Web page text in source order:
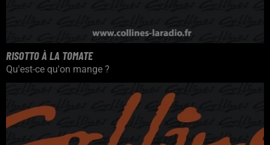
RISOTTO À LA TOMATE
Qu'est-ce qu'on mange ?